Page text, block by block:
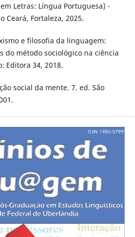
Letras: Língua Portuguesa) -
Ceará, Fortaleza, 2025.
e filosofia da linguagem:
do método sociológico na ciência
Editora 34, 2018.
social da mente. 7. ed. São